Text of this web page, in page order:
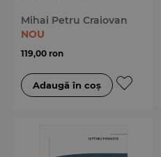
Mihai Petru Craiovan
NOU
119,00 ron